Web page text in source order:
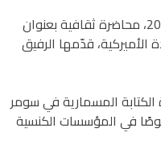
نظّمت حركتنا الديمقراطية الآشورية (زوعا) مساء يوم السبت الموافق 8 تشرين الثاني 2025، محاضرة ثقافية بعنوان
الأميركية، قدّمها الرفيق
الكتابة المسمارية في سومر
في المؤسسات الكنسية